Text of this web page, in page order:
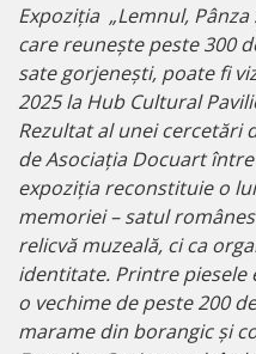
Expoziția „Lemnul,
care reunește peste 300
sate gorjenești, poate fi
2025 la Hub Cultural
Rezultat al unei cercetări
de Asociația Docuart
expoziția reconstituie o
memoriei – satul
relicvă muzeală, ci ca
identitate. Printre piesele
o vechime de peste 200
marame din borangic și